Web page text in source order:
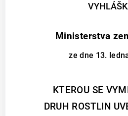
Ministerstva
ze dne 13.
KTEROU SE
DRUH ROSTLIN